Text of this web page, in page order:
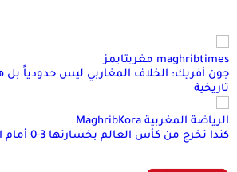
maghribtimes مغربتايمز
جون أفريك: الخلاف المغاربي ليس حدودياً بل
تاريخية
الرياضة المغربية MaghribKora
كندا تخرج من كأس العالم بخسارتها 3-0 أمام المغرب